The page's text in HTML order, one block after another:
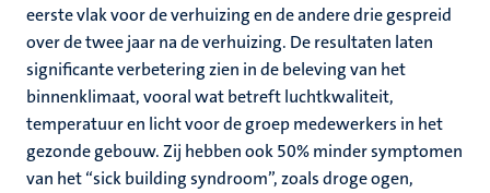
eerste vlak voor de verhuizing en de andere drie gespreid
over de twee jaar na de verhuizing. De resultaten laten
significante verbetering zien in de beleving van het
binnenklimaat, vooral wat betreft luchtkwaliteit,
temperatuur en licht voor de groep medewerkers in het
gezonde gebouw. Zij hebben ook 50% minder symptomen
van het “sick building syndroom”, zoals droge ogen,